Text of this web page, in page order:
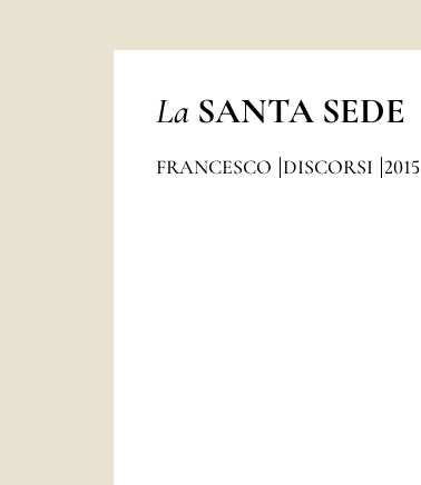
La SANTA SEDE
FRANCESCO DISCORSI 2015